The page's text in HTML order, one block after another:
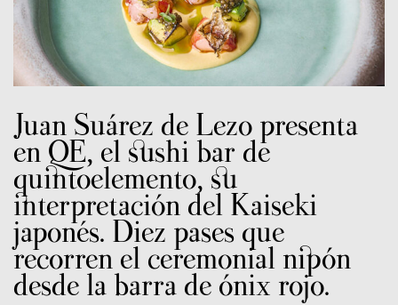
Juan Suárez de Lezo presenta
en QE, el sushi bar de
quintoelemento, su
interpretación del Kaiseki
japonés. Diez pases que
recorren el ceremonial nipón
desde la barra de ónix rojo.